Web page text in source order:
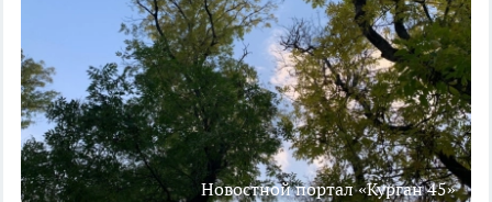
Новостной портал «Курган 45»